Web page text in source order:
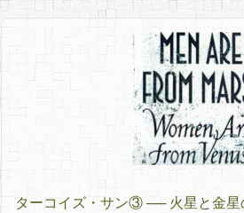
ターコイズ・サン③ ── 火星と金星